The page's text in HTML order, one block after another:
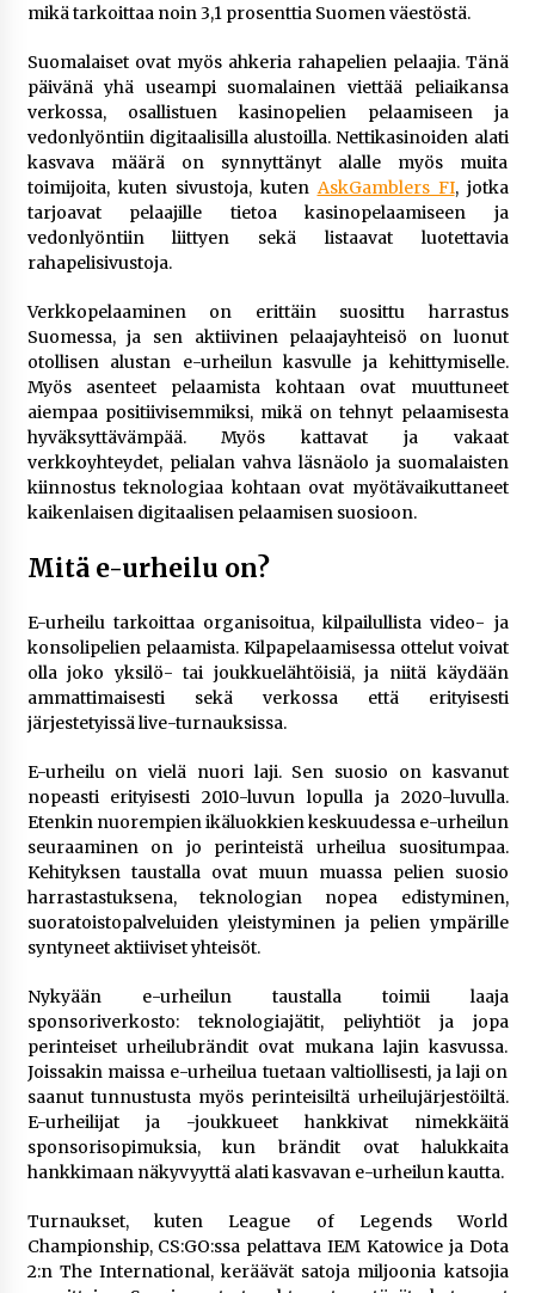
mikä tarkoittaa noin 3,1 prosenttia Suomen väestöstä.
Suomalaiset ovat myös ahkeria rahapelien pelaajia. Tänä
päivänä yhä useampi suomalainen viettää peliaikansa
verkossa, osallistuen kasinopelien pelaamiseen ja
vedonlyöntiin digitaalisilla alustoilla. Nettikasinoiden alati
kasvava määrä on synnyttänyt alalle myös muita
toimijoita, kuten sivustoja, kuten AskGamblers FI, jotka
tarjoavat pelaajille tietoa kasinopelaamiseen ja
vedonlyöntiin liittyen sekä listaavat luotettavia
rahapelisivustoja.
Verkkopelaaminen on erittäin suosittu harrastus
Suomessa, ja sen aktiivinen pelaajayhteisö on luonut
otollisen alustan e-urheilun kasvulle ja kehittymiselle.
Myös asenteet pelaamista kohtaan ovat muuttuneet
aiempaa positiivisemmiksi, mikä on tehnyt pelaamisesta
hyväksyttävämpää. Myös kattavat ja vakaat
verkkoyhteydet, pelialan vahva läsnäolo ja suomalaisten
kiinnostus teknologiaa kohtaan ovat myötävaikuttaneet
kaikenlaisen digitaalisen pelaamisen suosioon.
Mitä e-urheilu on?
E-urheilu tarkoittaa organisoitua, kilpailullista video- ja
konsolipelien pelaamista. Kilpapelaamisessa ottelut voivat
olla joko yksilö- tai joukkuelähtöisiä, ja niitä käydään
ammattimaisesti sekä verkossa että erityisesti
järjestetyissä live-turnauksissa.
E-urheilu on vielä nuori laji. Sen suosio on kasvanut
nopeasti erityisesti 2010-luvun lopulla ja 2020-luvulla.
Etenkin nuorempien ikäluokkien keskuudessa e-urheilun
seuraaminen on jo perinteistä urheilua suositumpaa.
Kehityksen taustalla ovat muun muassa pelien suosio
harrastastuksena, teknologian nopea edistyminen,
suoratoistopalveluiden yleistyminen ja pelien ympärille
syntyneet aktiiviset yhteisöt.
Nykyään e-urheilun taustalla toimii laaja
sponsoriverkosto: teknologiajätit, peliyhtiöt ja jopa
perinteiset urheilubrändit ovat mukana lajin kasvussa.
Joissakin maissa e-urheilua tuetaan valtiollisesti, ja laji on
saanut tunnustusta myös perinteisiltä urheilujärjestöiltä.
E-urheilijat ja -joukkueet hankkivat nimekkäitä
sponsorisopimuksia, kun brändit ovat halukkaita
hankkimaan näkyvyyttä alati kasvavan e-urheilun kautta.
Turnaukset, kuten League of Legends World
Championship, CS:GO:ssa pelattava IEM Katowice ja Dota
2:n The International, keräävät satoja miljoonia katsojia